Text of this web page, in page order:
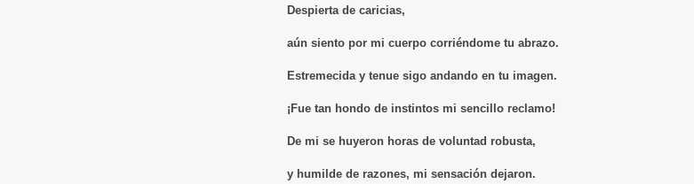
Despierta de caricias,
aún siento por mi cuerpo corriéndome tu abrazo.
Estremecida y tenue sigo andando en tu imagen.
¡Fue tan hondo de instintos mi sencillo reclamo!
De mi se huyeron horas de voluntad robusta,
y humilde de razones, mi sensación dejaron.